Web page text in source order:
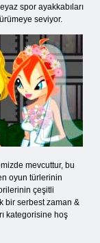
spor ayakkabıları
seviyor.
mevcuttur, bu
oyun türlerinin
çeşitli
bir serbest zaman &
kategorisine hoş